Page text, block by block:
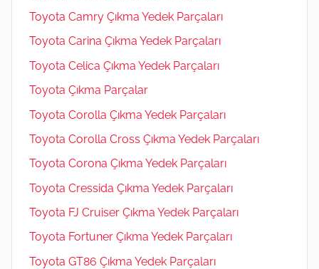
Toyota Camry Çıkma Yedek Parçaları
Toyota Carina Çıkma Yedek Parçaları
Toyota Celica Çıkma Yedek Parçaları
Toyota Çıkma Parçalar
Toyota Corolla Çıkma Yedek Parçaları
Toyota Corolla Cross Çıkma Yedek Parçaları
Toyota Corona Çıkma Yedek Parçaları
Toyota Cressida Çıkma Yedek Parçaları
Toyota FJ Cruiser Çıkma Yedek Parçaları
Toyota Fortuner Çıkma Yedek Parçaları
Toyota GT86 Çıkma Yedek Parçaları